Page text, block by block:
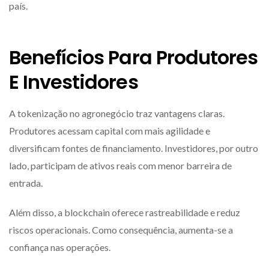
país.
Benefícios Para Produtores
E Investidores
A tokenização no agronegócio traz vantagens claras.
Produtores acessam capital com mais agilidade e
diversificam fontes de financiamento. Investidores, por outro
lado, participam de ativos reais com menor barreira de
entrada.
Além disso, a blockchain oferece rastreabilidade e reduz
riscos operacionais. Como consequência, aumenta-se a
confiança nas operações.